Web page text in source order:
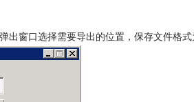
窗口选择需要导出的位置，保存文件格